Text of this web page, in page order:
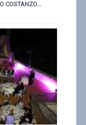
COSTANZO...